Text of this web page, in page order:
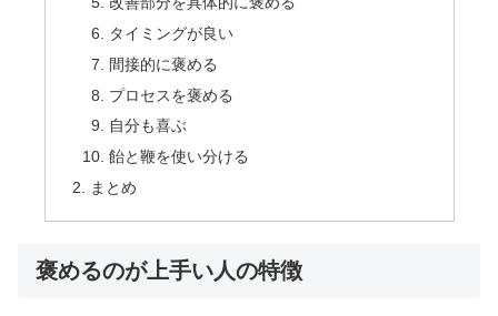
タイミングが良い
間接的に褒める
プロセスを褒める
自分も喜ぶ
飴と鞭を使い分ける
まとめ
褒めるのが上手い人の特徴